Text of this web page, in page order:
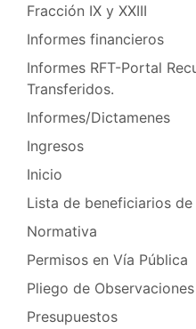
Fracción IX y XXIII
Informes financieros
Informes RFT-Portal
Transferidos.
Informes/Dictamenes
Ingresos
Inicio
Lista de beneficiarios
Normativa
Permisos en Vía Pública
Pliego de Observaciones
Presupuestos